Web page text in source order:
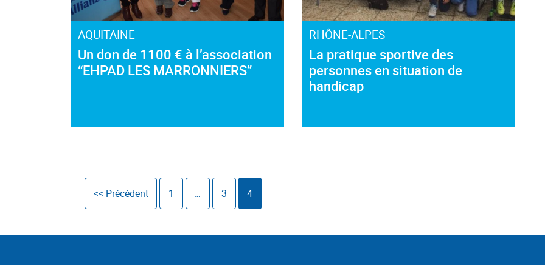
AQUITAINE
Un don de 1100 € à l’association
“EHPAD LES MARRONNIERS”
RHÔNE-ALPES
La pratique sportive des
personnes en situation de
handicap
<< Précédent 1 … 3 4